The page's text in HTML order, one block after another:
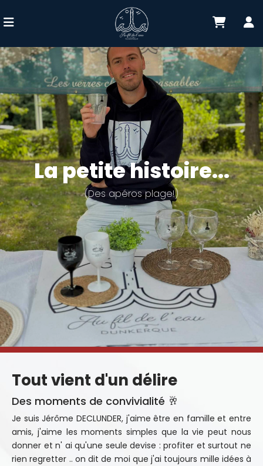
La petite histoire...
(Des apéros plage!)
Tout vient d'un délire
Des moments de convivialité 🥂
Je suis Jérôme DECLUNDER, j'aime être en famille et entre
amis, j'aime les moments simples que la vie peut nous
donner et n' ai qu'une seule devise : profiter et surtout ne
rien regretter .. on dit de moi que j'ai toujours mille idées à